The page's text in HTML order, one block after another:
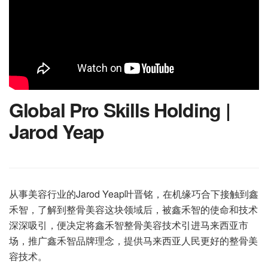
Global Pro Skills Holding |
Jarod Yeap
从事美容行业的Jarod Yeap叶晋铭，在机缘巧合下接触到鑫
禾智，了解到整骨美容这块领域后，被鑫禾智的使命和技术
深深吸引，便决定将鑫禾智整骨美容技术引进马来西亚市
场，推广鑫禾智品牌理念，提供马来西亚人民更好的整骨美
容技术。